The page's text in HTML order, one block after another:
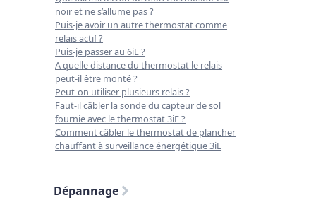
noir et ne s’allume pas ?
Puis-je avoir un autre thermostat comme
relais actif ?
Puis-je passer au 6iE ?
A quelle distance du thermostat le relais
peut-il être monté ?
Peut-on utiliser plusieurs relais ?
Faut-il câbler la sonde du capteur de sol
fournie avec le thermostat 3iE ?
Comment câbler le thermostat de plancher
chauffant à surveillance énergétique 3iE
Dépannage